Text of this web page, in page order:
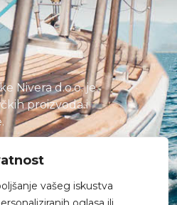
vašeg iskustva
Nivera d.o.o. je
proizvoda i